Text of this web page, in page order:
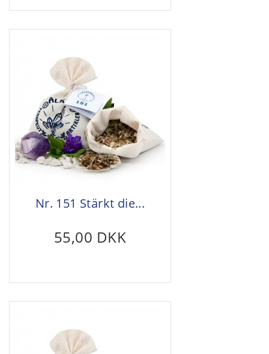
Nr. 151 Stärkt die...
55,00 DKK